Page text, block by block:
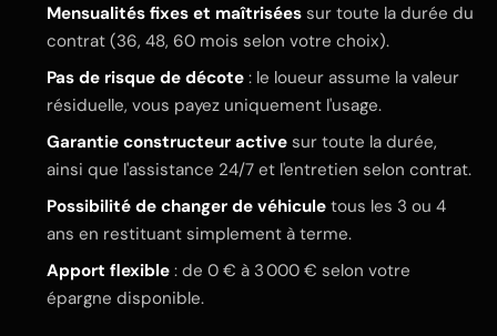
Mensualités fixes et maîtrisées sur toute la durée du
contrat (36, 48, 60 mois selon votre choix).
Pas de risque de décote : le loueur assume la valeur
résiduelle, vous payez uniquement l'usage.
Garantie constructeur active sur toute la durée,
ainsi que l'assistance 24/7 et l'entretien selon contrat.
Possibilité de changer de véhicule tous les 3 ou 4
ans en restituant simplement à terme.
Apport flexible : de 0 € à 3 000 € selon votre
épargne disponible.